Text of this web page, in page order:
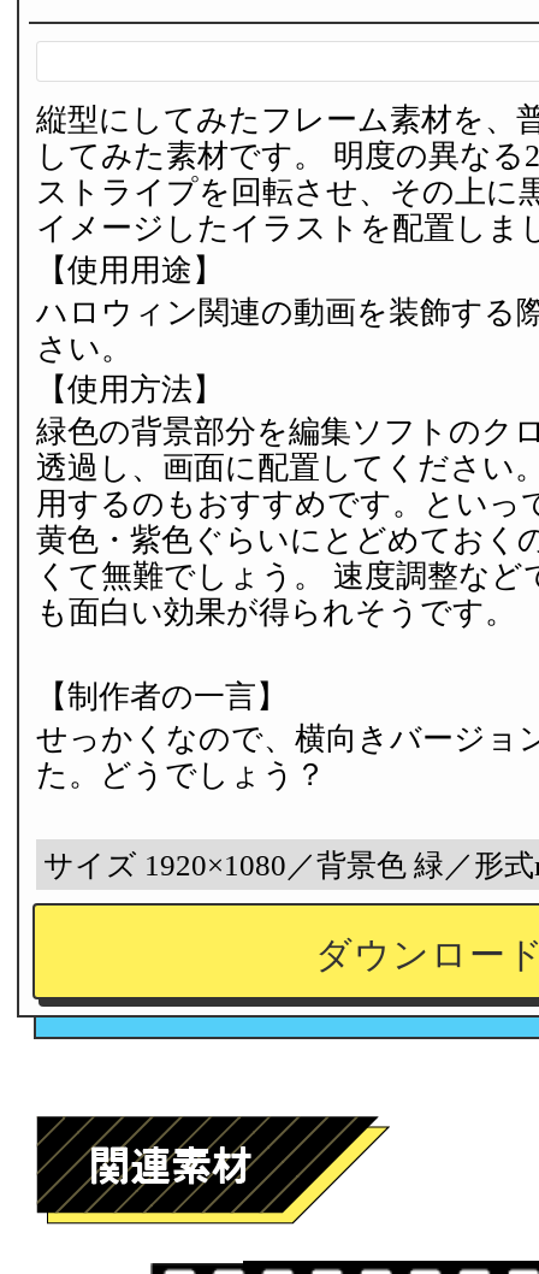
ダウンロー
縦型にしてみたフレーム素材を、
してみた素材です。 明度の異なる
ストライプを回転させ、その上に
イメージしたイラストを配置しま
【使用用途】
ハロウィン関連の動画を装飾する
さい。
【使用方法】
緑色の背景部分を編集ソフトのク
透過し、画面に配置してください
用するのもおすすめです。といっ
黄色・紫色ぐらいにとどめておく
くて無難でしょう。 速度調整など
も面白い効果が得られそうです。
【制作者の一言】
せっかくなので、横向きバージョ
た。どうでしょう？
サイズ 1920×1080／背景色 緑／形式